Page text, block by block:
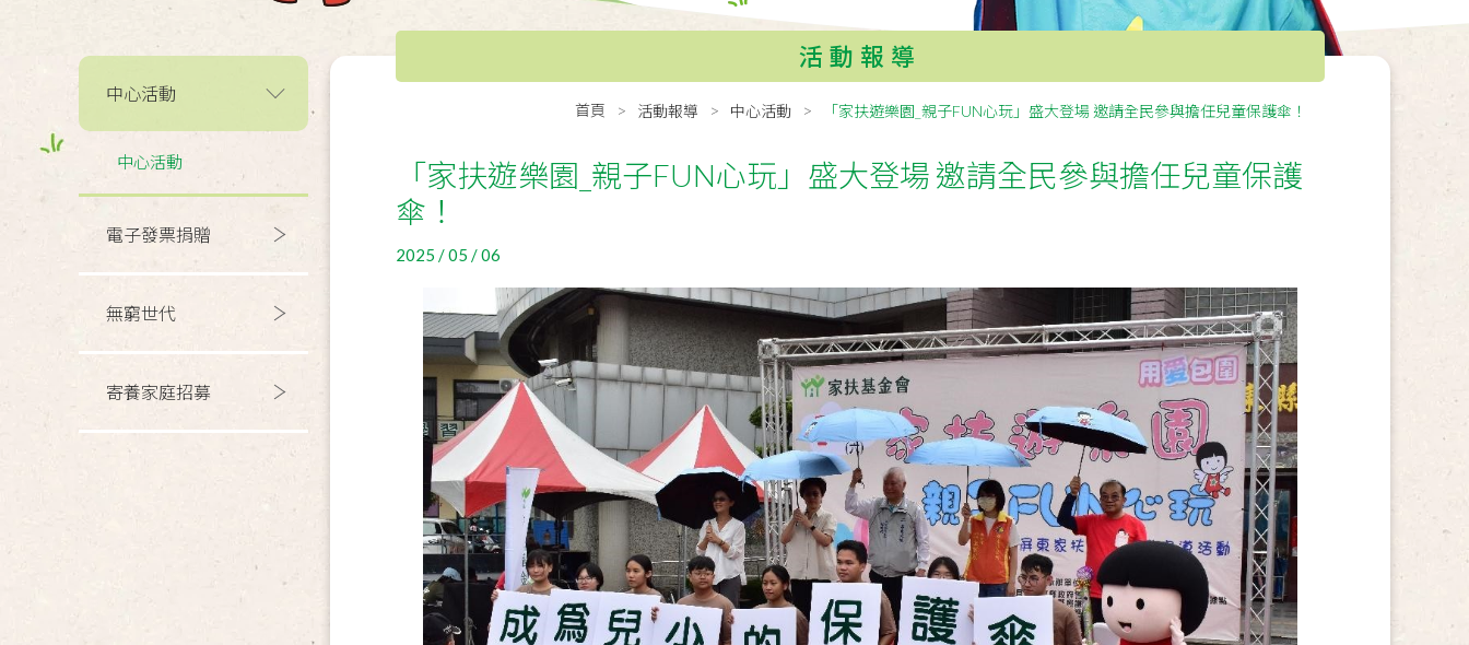
中心活動
中心活動
電子發票捐贈
無窮世代
寄養家庭招募
活動報導
首頁 活動報導 中心活動 「家扶遊樂園_親子FUN心玩」盛大登場 邀請全民參與擔任兒童保護傘！
「家扶遊樂園_親子FUN心玩」盛大登場 邀請全民參與擔任兒童保護
傘！
2025 / 05 / 06